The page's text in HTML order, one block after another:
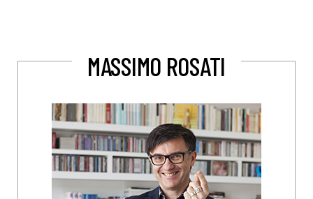
MASSIMO ROSATI